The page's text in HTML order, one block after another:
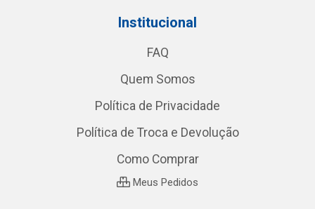
Institucional
FAQ
Quem Somos
Política de Privacidade
Política de Troca e Devolução
Como Comprar
Meus Pedidos